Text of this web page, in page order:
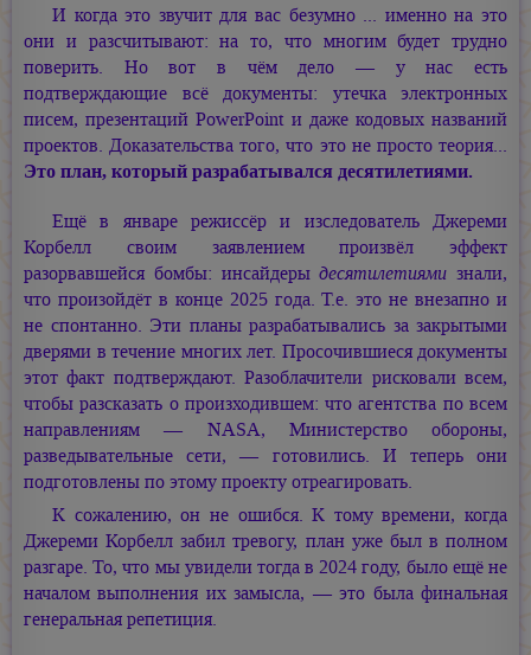
И когда это звучит для вас безумно ... именно на это
они и разсчитывают: на то, что многим будет трудно
поверить. Но вот в чём дело — у нас есть
подтверждающие всё документы: утечка электронных
писем, презентаций PowerPoint и даже кодовых названий
проектов. Доказательства того, что это не просто теория...
Это план, который разрабатывался десятилетиями.
Ещё в январе режиссёр и изследователь Джереми
Корбелл своим заявлением произвёл эффект
разорвавшейся бомбы: инсайдерыдесятилетиями знали,
что произойдёт в конце 2025 года. Т.е. это не внезапно и
не спонтанно. Эти планы разрабатывались за закрытыми
дверями в течение многих лет. Просочившиеся документы
этот факт подтверждают. Разоблачители рисковали всем,
чтобы разсказать о произходившем: что агентства по всем
направлениям — NASA, Министерство обороны,
разведывательные сети, — готовились. И теперь они
подготовлены по этому проекту отреагировать.
К сожалению, он не ошибся. К тому времени, когда
Джереми Корбелл забил тревогу, план уже был в полном
разгаре. То, что мы увидели тогда в 2024 году, было ещё не
началом выполнения их замысла, — это была финальная
генеральная репетиция.